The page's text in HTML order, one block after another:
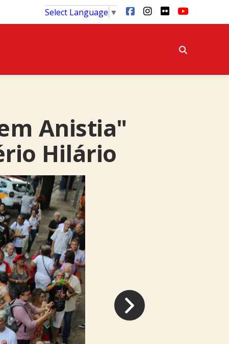
Select Language ▼
Anistia"
Hilário